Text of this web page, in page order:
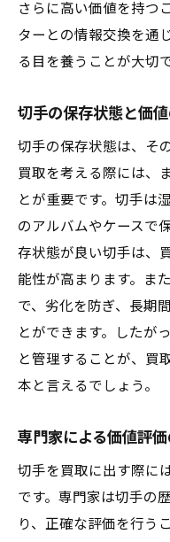
さらに高い価値を持つ
ターとの情報交換を通
る目を養うことが大切で
切手の保存状態と価
切手の保存状態は、そ
買取を考える際には、
とが重要です。切手は
のアルバムやケースで
存状態が良い切手は、
能性が高まります。ま
で、劣化を防ぎ、長期
とができます。したが
と管理することが、買
本と言えるでしょう。
専門家による価値評
切手を買取に出す際に
です。専門家は切手の
り、正確な評価を行う